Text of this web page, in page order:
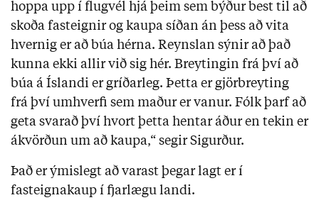
hoppa upp í flugvél hjá þeim sem býður best til að
skoða fasteignir og kaupa síðan án þess að vita
hvernig er að búa hérna. Reynslan sýnir að það
kunna ekki allir við sig hér. Breytingin frá því að
búa á Íslandi er gríðarleg. Þetta er gjörbreyting
frá því umhverfi sem maður er vanur. Fólk þarf að
geta svarað því hvort þetta hentar áður en tekin er
ákvörðun um að kaupa,“ segir Sigurður.
Það er ýmislegt að varast þegar lagt er í
fasteignakaup í fjarlægu landi.